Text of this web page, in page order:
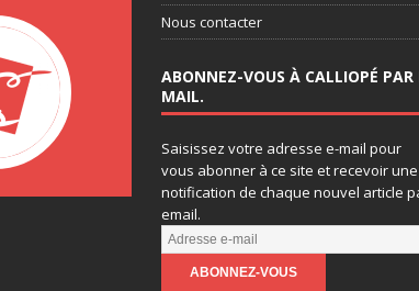
Nous contacter
ABONNEZ-VOUS À CALLIOPÉ PAR
MAIL.
Saisissez votre adresse e-mail pour
vous abonner à ce site et recevoir une
notification de chaque nouvel article
email.
A
d